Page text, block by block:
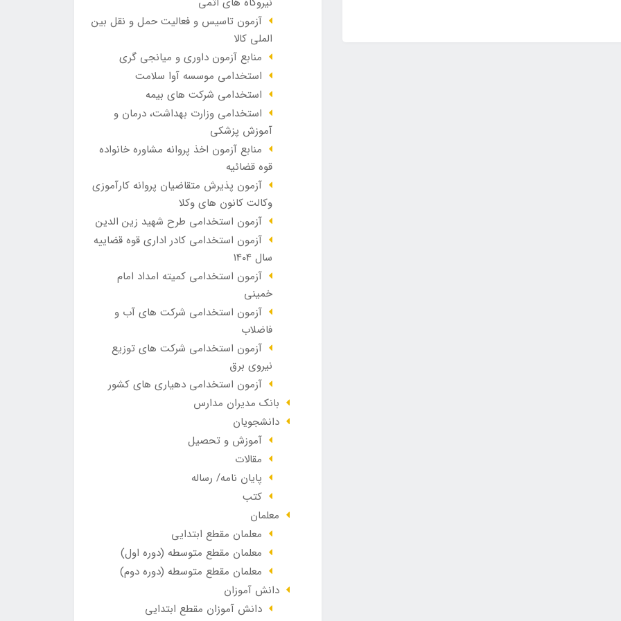
آزمون تاسیس و فعالیت حمل و نقل بین
الملی کالا
منابع آزمون داوری و میانجی گری
استخدامی موسسه آوا سلامت
استخدامی شرکت های بیمه
استخدامی وزارت بهداشت، درمان و
آموزش پزشکی
منابع آزمون اخذ پروانه مشاوره خانواده
قوه قضائیه
آزمون پذیرش متقاضیان پروانه کارآموزی
وکالت کانون های وکلا
آزمون استخدامی طرح شهید زین الدین
آزمون استخدامی کادر اداری قوه قضاییه
سال 1404
آزمون استخدامی کمیته امداد امام
خمینی
آزمون استخدامی شرکت های آب و
فاضلاب
آزمون استخدامی شرکت های توزیع
نیروی برق
آزمون استخدامی دهیاری های کشور
بانک مدیران مدارس
دانشجویان
آموزش و تحصیل
مقالات
پایان نامه/ رساله
کتب
معلمان
معلمان مقطع ابتدایی
معلمان مقطع متوسطه (دوره اول)
معلمان مقطع متوسطه (دوره دوم)
دانش آموزان
دانش آموزان مقطع ابتدایی